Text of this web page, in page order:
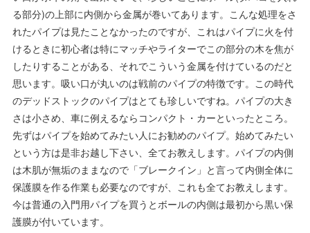
る部分)の上部に内側から金属が巻いてあります。こんな処理をさ
れたパイプは見たことなかったのですが、これはパイプに火を付
けるときに初心者は特にマッチやライターでこの部分の木を焦が
したりすることがある、それでこういう金属を付けているのだと
思います。吸い口が丸いのは戦前のパイプの特徴です。この時代
のデッドストックのパイプはとても珍しいですね。パイプの大き
さは小さめ、車に例えるならコンパクト・カーといったところ。
先ずはパイプを始めてみたい人にお勧めのパイプ。始めてみたい
という方は是非お越し下さい、全てお教えします。パイプの内側
は木肌が無垢のままなので「ブレークイン」と言って内側全体に
保護膜を作る作業も必要なのですが、これも全てお教えします。
今は普通の入門用パイプを買うとボールの内側は最初から黒い保
護膜が付いています。